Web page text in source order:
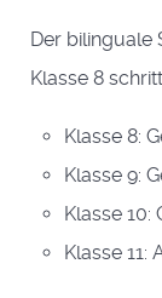
Der bilinguale
Klasse 8
Klasse 8:
Klasse 9:
Klasse 10:
Klasse 11: